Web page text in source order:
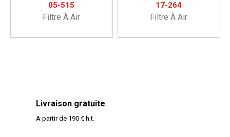
05-515
Filtre À Air
17-264
Filtre À Air
Livraison gratuite
A partir de 190 € h.t.